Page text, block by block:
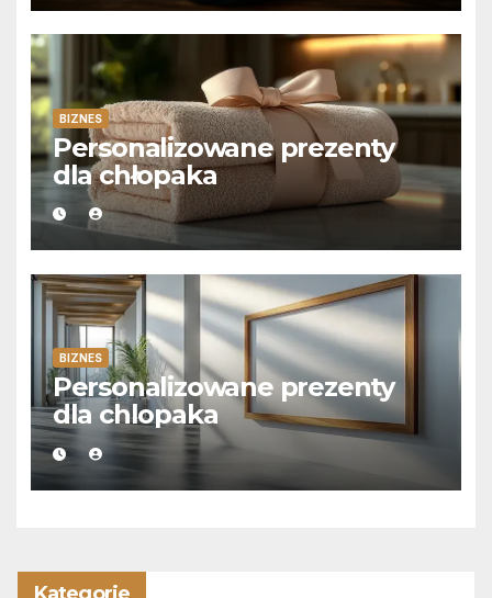
BIZNES
Personalizowane prezenty
dla chłopaka
BIZNES
Personalizowane prezenty
dla chlopaka